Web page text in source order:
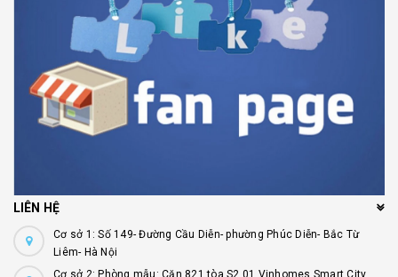
LIÊN HỆ
Cơ sở 1: Số 149- Đường Cầu Diễn- phường Phúc Diễn- Bắc Từ
Liêm- Hà Nội
Cơ sở 2: Phòng mẫu: Căn 821 tòa S2.01 Vinhomes Smart City